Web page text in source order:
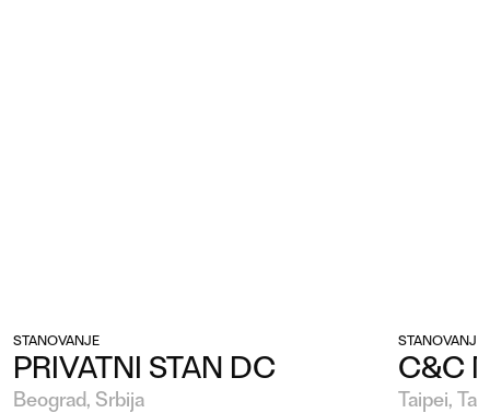
STANOVANJE
PRIVATNI STAN DC
Beograd, Srbija
STANOVANJE
C&C
Taipei,